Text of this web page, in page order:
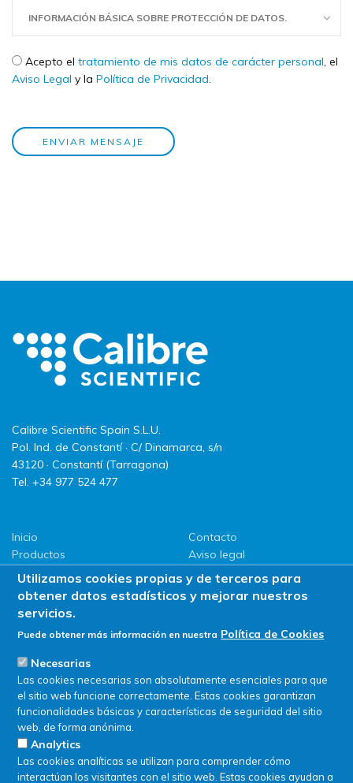
INFORMACIÓN BÁSICA SOBRE PROTECCIÓN DE DATOS.
Check legal *
Acepto el tratamiento de mis datos de carácter personal, el
Aviso Legal y la Política de Privacidad.
ENVIAR MENSAJE
Calibre Scientific Spain S.L.U.
Pol. Ind. de Constantí · C/ Dinamarca, s/n
43120 · Constantí (Tarragona)
Tel. +34 977 524 477
Inicio
Productos
LLG
Promociones
ServiSAT
Contacto
Aviso legal
Política de privacidad
Política de Cookies
Utilizamos cookies propias y de terceros para
obtener datos estadísticos y mejorar nuestros
servicios.
Puede obtener más información en nuestra Política de Cookies
Necesarias
Las cookies necesarias son absolutamente esenciales para que
el sitio web funcione correctamente. Estas cookies garantizan
funcionalidades básicas y características de seguridad del sitio
web, de forma anónima.
Analytics
Las cookies analíticas se utilizan para comprender cómo
interactúan los visitantes con el sitio web. Estas cookies ayudan a